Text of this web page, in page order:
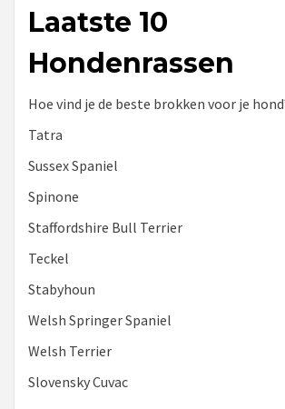
Laatste 10
Hondenrassen
Hoe vind je de beste brokken voor je
Tatra
Sussex Spaniel
Spinone
Staffordshire Bull Terrier
Teckel
Stabyhoun
Welsh Springer Spaniel
Welsh Terrier
Slovensky Cuvac